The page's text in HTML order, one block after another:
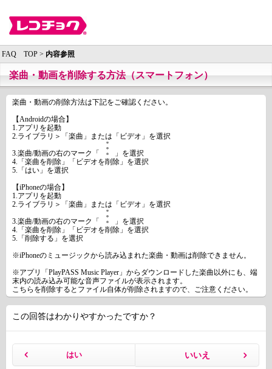
FAQ TOP > 内容参照
楽曲・動画を削除する方法（スマートフォン）
楽曲・動画の削除方法は下記をご確認ください。
【Androidの場合】
1.アプリを起動
2.ライブラリ＞「楽曲」または「ビデオ」を選択
3.楽曲/動画の右のマーク「
」を選択
4.「楽曲を削除」「ビデオを削除」を選択
5.「はい」を選択
【iPhoneの場合】
1.アプリを起動
2.ライブラリ＞「楽曲」または「ビデオ」を選択
3.楽曲/動画の右のマーク「
」を選択
4.「楽曲を削除」「ビデオを削除」を選択
5.「削除する」を選択
※iPhoneのミュージックから読み込まれた楽曲・動画は削除できません。
※アプリ「PlayPASS Music Player」からダウンロードした楽曲以外にも、端
末内の読み込み可能な音声ファイルが表示されます。
こちらを削除するとファイル自体が削除されますので、ご注意ください。
この回答はわかりやすかったですか？
はい いいえ